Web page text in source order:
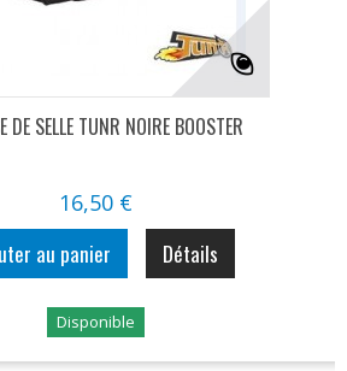
DE SELLE TUNR NOIRE BOOSTER
16,50 €
au panier Détails
Disponible